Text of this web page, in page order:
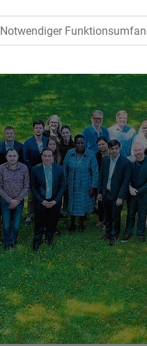
Notwendiger